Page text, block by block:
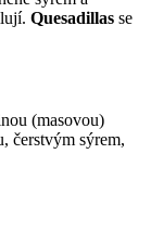
Quesadillas se
(masovou)
čerstvým sýrem,